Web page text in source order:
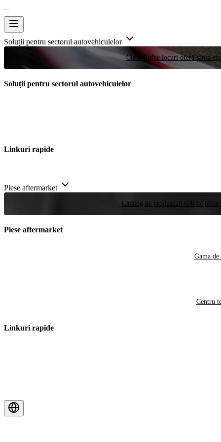
Soluții pentru sectorul autovehiculelor
Curse Puține locuri oferă șansa
Soluții pentru sectorul autovehiculelor
Linkuri rapide
Piese aftermarket
Catalog de produse 20.000 de
Piese aftermarket
Gama de
Centru
Linkuri rapide